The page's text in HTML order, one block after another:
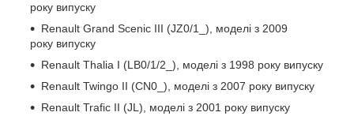
року випуску
Renault Grand Scenic III (JZ0/1_), моделі з 2009
року випуску
Renault Thalia I (LB0/1/2_), моделі з 1998 року випуску
Renault Twingo II (CN0_), моделі з 2007 року випуску
Renault Trafic II (JL), моделі з 2001 року випуску